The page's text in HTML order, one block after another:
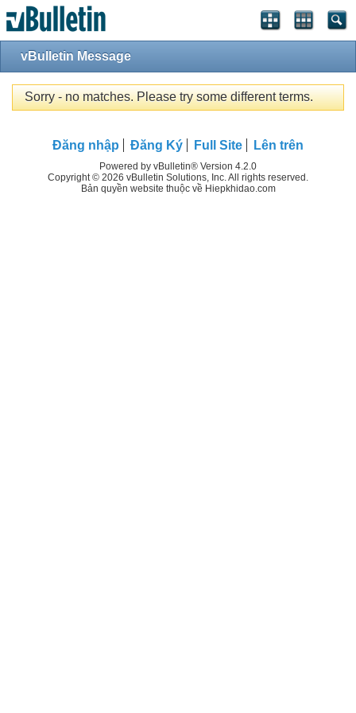
vBulletin Message
Sorry - no matches. Please try some different terms.
Đăng nhập Đăng Ký Full Site Lên trên
Powered by vBulletin® Version 4.2.0
Copyright © 2026 vBulletin Solutions, Inc. All rights reserved.
Bản quyền website thuộc về Hiepkhidao.com